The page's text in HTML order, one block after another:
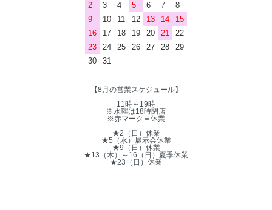
2
3 4 5 6 7
8
9
10 11 12 13 14
15
16
17 18 19 20 21
22
23
24 25 26 27 28
29
30
31
【8月の営業スケジュール】
11時～19時
※水曜は18時閉店
※赤マーク＝休業
★2（日）休業
★5（水）展示会休業
★9（日）休業
★13（木）～16（日）夏季休業
★23（日）休業